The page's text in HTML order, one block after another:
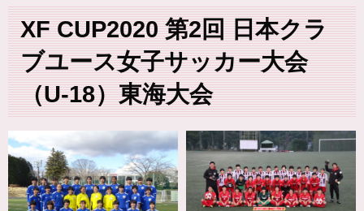
XF CUP2020 第2回 日本クラ
ブユース女子サッカー大会
（U-18）東海大会